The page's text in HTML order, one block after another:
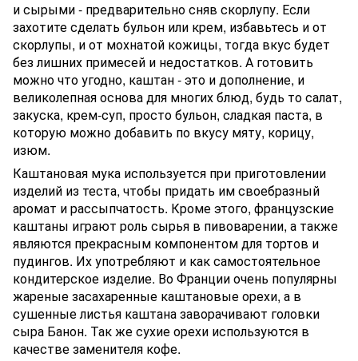
и сырыми - предварительно сняв скорлупу. Если
захотите сделать бульон или крем, избавьтесь и от
скорлупы, и от мохнатой кожицы, тогда вкус будет
без лишних примесей и недостатков. А готовить
можно что угодно, каштан - это и дополнение, и
великолепная основа для многих блюд, будь то салат,
закуска, крем-суп, просто бульон, сладкая паста, в
которую можно добавить по вкусу мяту, корицу,
изюм.
Каштановая мука используется при приготовлении
изделий из теста, чтобы придать им своебразный
аромат и рассыпчатость. Кроме этого, французские
каштаны играют роль сырья в пивоварении, а также
являются прекрасным компонентом для тортов и
пудингов. Их употребляют и как самостоятельное
кондитерское изделие. Во Франции очень популярны
жареные засахаренные каштановые орехи, а в
сушенные листья каштана заворачивают головки
сыра Банон. Так же сухие орехи используются в
качестве заменителя кофе.